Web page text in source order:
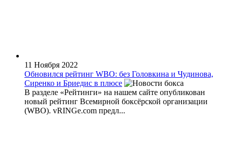
11 Ноября 2022
Обновился рейтинг WBO: без Головкина и Чудинова,
Сиренко и Бриедис в плюсе
В разделе «Рейтинги» на нашем сайте опубликован
новый рейтинг Всемирной боксёрской организации
(WBО). vRINGe.com предл...